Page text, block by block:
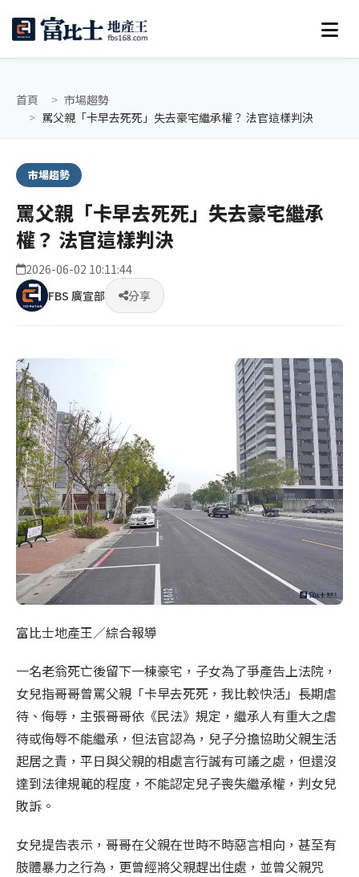
首頁
市場趨勢
罵父親「卡早去死死」失去豪宅繼承權？ 法官這樣判決
市場趨勢
罵父親「卡早去死死」失去豪宅繼承
權？ 法官這樣判決
2026-06-02 10:11:44
FBS 廣宣部
分享
富比士地產王／綜合報導
一名老翁死亡後留下一棟豪宅，子女為了爭產告上法院，
女兒指哥哥曾罵父親「卡早去死死，我比較快活」長期虐
待、侮辱，主張哥哥依《民法》規定，繼承人有重大之虐
待或侮辱不能繼承，但法官認為，兒子分擔協助父親生活
起居之責，平日與父親的相處言行誠有可議之處，但還沒
達到法律規範的程度，不能認定兒子喪失繼承權，判女兒
敗訴。
女兒提告表示，哥哥在父親在世時不時惡言相向，甚至有
肢體暴力之行為，更曾經將父親趕出住處，並曾父親咒